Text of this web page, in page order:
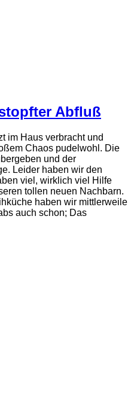
Abfluß
im Haus verbracht und
Chaos pudelwohl. Die
und der
Leider haben wir den
viel, wirklich viel Hilfe
tollen neuen Nachbarn.
haben wir mittlerweile
auch schon; Das